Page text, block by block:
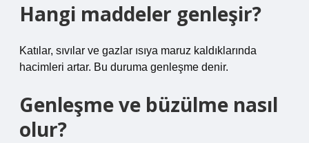
Hangi maddeler genleşir?
Katılar, sıvılar ve gazlar ısıya maruz kaldıklarında
hacimleri artar. Bu duruma genleşme denir.
Genleşme ve büzülme nasıl
olur?